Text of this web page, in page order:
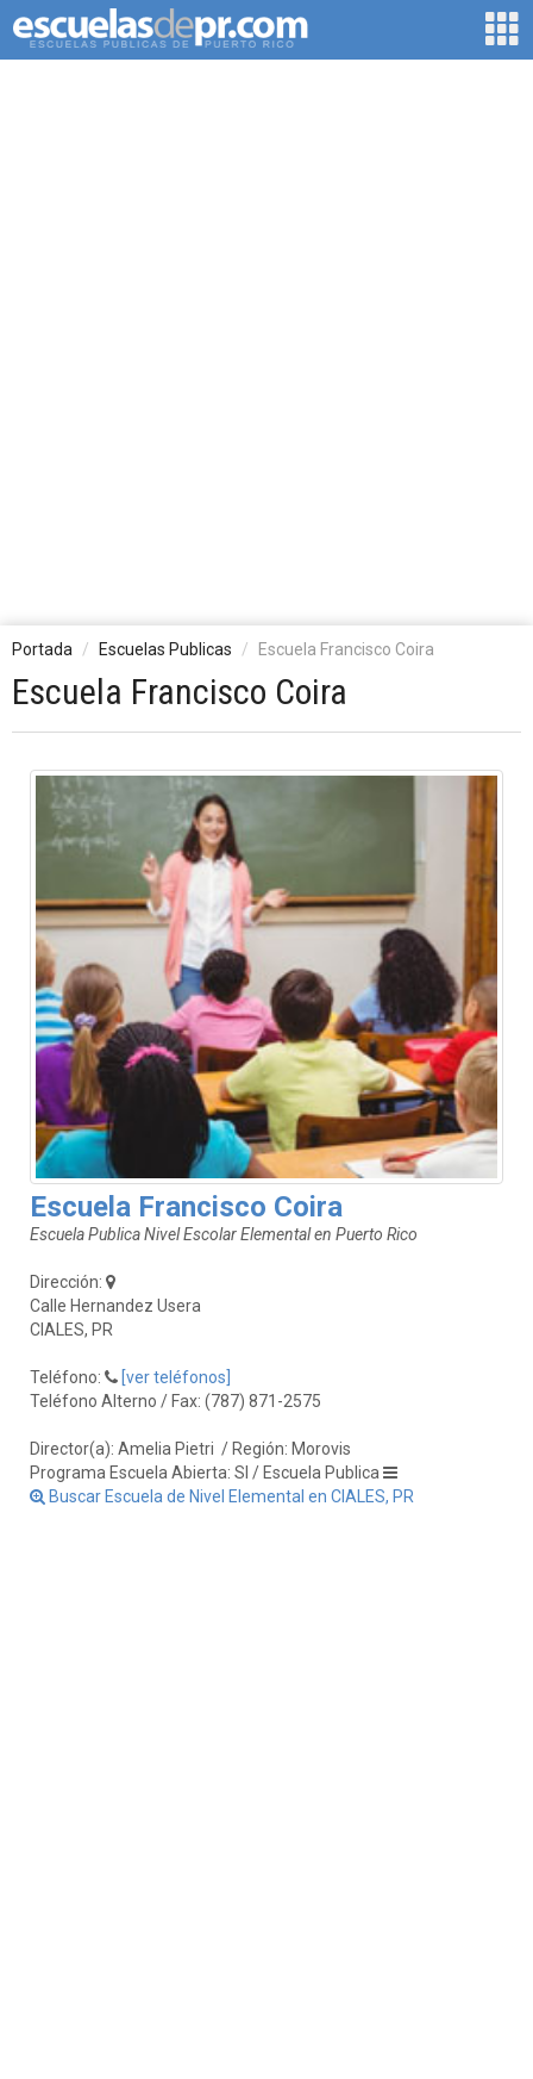
Portada Escuelas Publicas Escuela Francisco Coira
Escuela Francisco Coira
Escuela Francisco Coira
Escuela Publica Nivel Escolar Elemental en Puerto Rico
Dirección:
Calle Hernandez Usera
CIALES, PR
Teléfono:
[ver teléfonos]
Teléfono Alterno / Fax: (787) 871-2575
Director(a): Amelia Pietri / Región: Morovis
Programa Escuela Abierta: SI / Escuela Publica
Buscar Escuela de Nivel Elemental en CIALES, PR